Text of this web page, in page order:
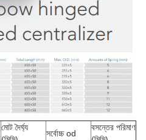
মোট দৈর্ঘ্য
সর্বোচ্চ od
বসন্তের পরিমাণ